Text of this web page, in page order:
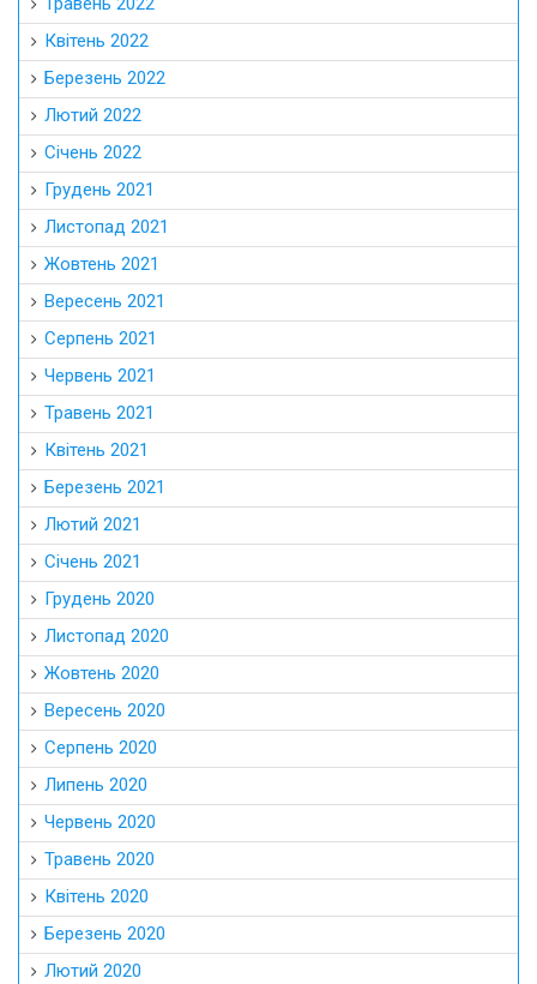
Квітень 2022
Березень 2022
Лютий 2022
Січень 2022
Грудень 2021
Листопад 2021
Жовтень 2021
Вересень 2021
Серпень 2021
Червень 2021
Травень 2021
Квітень 2021
Березень 2021
Лютий 2021
Січень 2021
Грудень 2020
Листопад 2020
Жовтень 2020
Вересень 2020
Серпень 2020
Липень 2020
Червень 2020
Травень 2020
Квітень 2020
Березень 2020
Лютий 2020